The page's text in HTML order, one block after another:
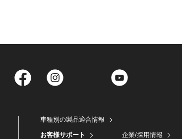
Facebook Twitter
車種別の製品適合情報
お客様サポート 企業/採用情報